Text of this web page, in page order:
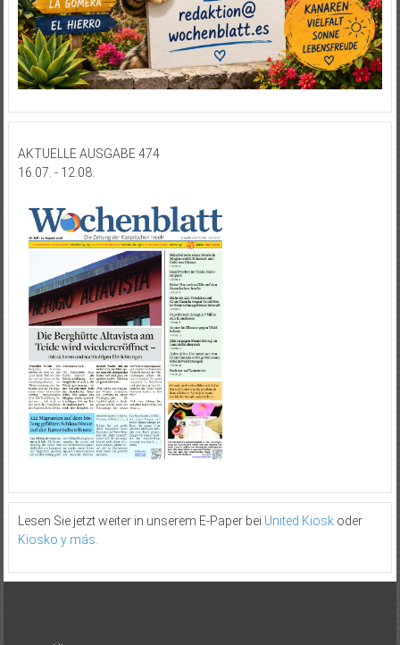
AKTUELLE AUSGABE 474
16.07. - 12.08.
Lesen Sie jetzt weiter in unserem E-Paper bei United Kioskoder
Kiosko y más.